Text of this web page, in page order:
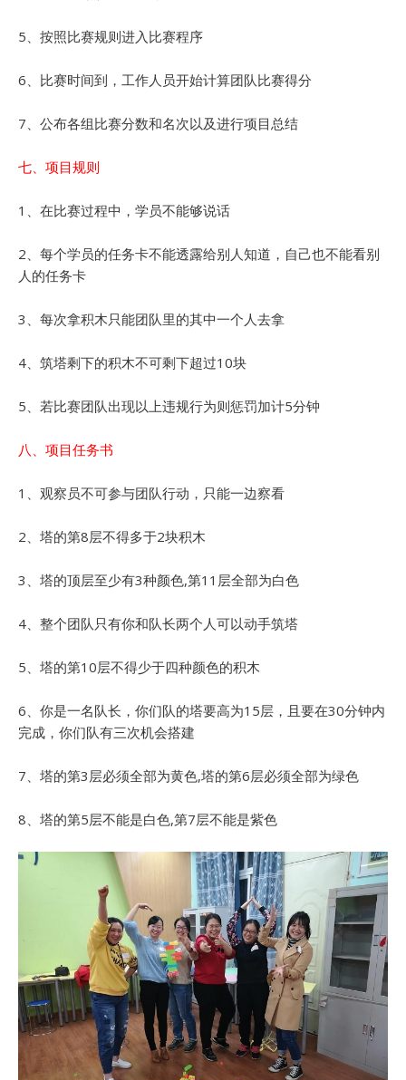
5、按照比赛规则进入比赛程序
6、比赛时间到，工作人员开始计算团队比赛得分
7、公布各组比赛分数和名次以及进行项目总结
七、项目规则
1、在比赛过程中，学员不能够说话
2、每个学员的任务卡不能透露给别人知道，自己也不能看别
人的任务卡
3、每次拿积木只能团队里的其中一个人去拿
4、筑塔剩下的积木不可剩下超过10块
5、若比赛团队出现以上违规行为则惩罚加计5分钟
八、项目任务书
1、观察员不可参与团队行动，只能一边察看
2、塔的第8层不得多于2块积木
3、塔的顶层至少有3种颜色,第11层全部为白色
4、整个团队只有你和队长两个人可以动手筑塔
5、塔的第10层不得少于四种颜色的积木
6、你是一名队长，你们队的塔要高为15层，且要在30分钟内
完成，你们队有三次机会搭建
7、塔的第3层必须全部为黄色,塔的第6层必须全部为绿色
8、塔的第5层不能是白色,第7层不能是紫色